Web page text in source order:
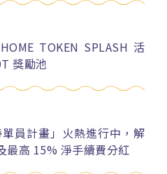
TOKEN SPLASH 活
獎勵池
員計畫」火熱進行中，解
最高 15% 淨手續費分紅